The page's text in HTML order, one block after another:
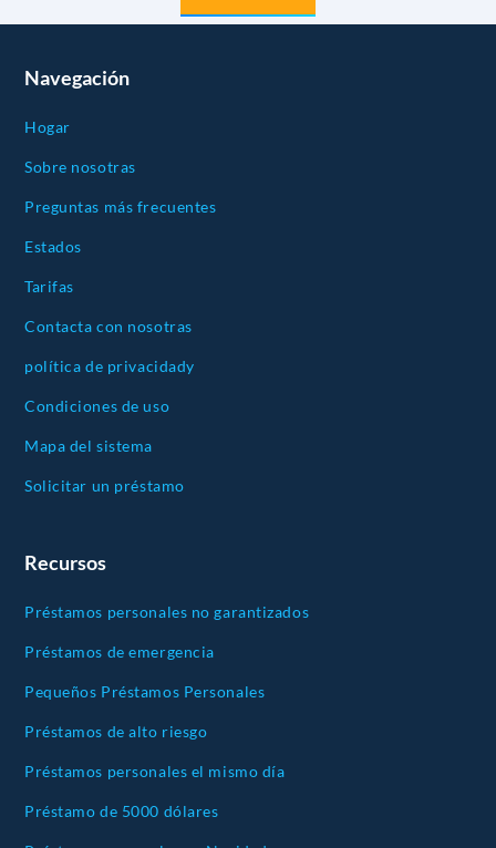
Navegación
Hogar
Sobre nosotras
Preguntas más frecuentes
Estados
Tarifas
Contacta con nosotras
política de privacidady
Condiciones de uso
Mapa del sistema
Solicitar un préstamo
Recursos
Préstamos personales no garantizados
Préstamos de emergencia
Pequeños Préstamos Personales
Préstamos de alto riesgo
Préstamos personales el mismo día
Préstamo de 5000 dólares